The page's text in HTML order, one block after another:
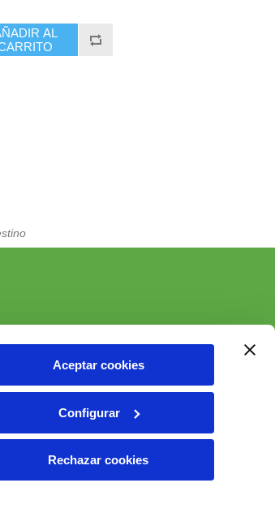
Aceptar cookies
Configurar
Rechazar cookies
AL
Las Atalayas